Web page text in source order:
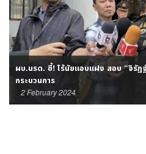
ผบ.นรด. ชี้! ไร้นัยแอบแฝง สอบ “จิรัฏ
กระบวนการ
2 February 2024